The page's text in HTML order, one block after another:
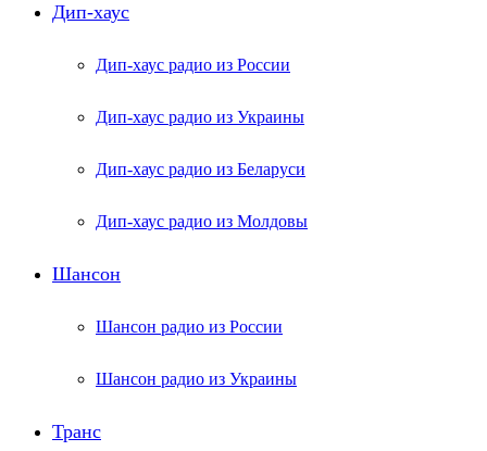
Дип-хаус
Дип-хаус радио из России
Дип-хаус радио из Украины
Дип-хаус радио из Беларуси
Дип-хаус радио из Молдовы
Шансон
Шансон радио из России
Шансон радио из Украины
Транс